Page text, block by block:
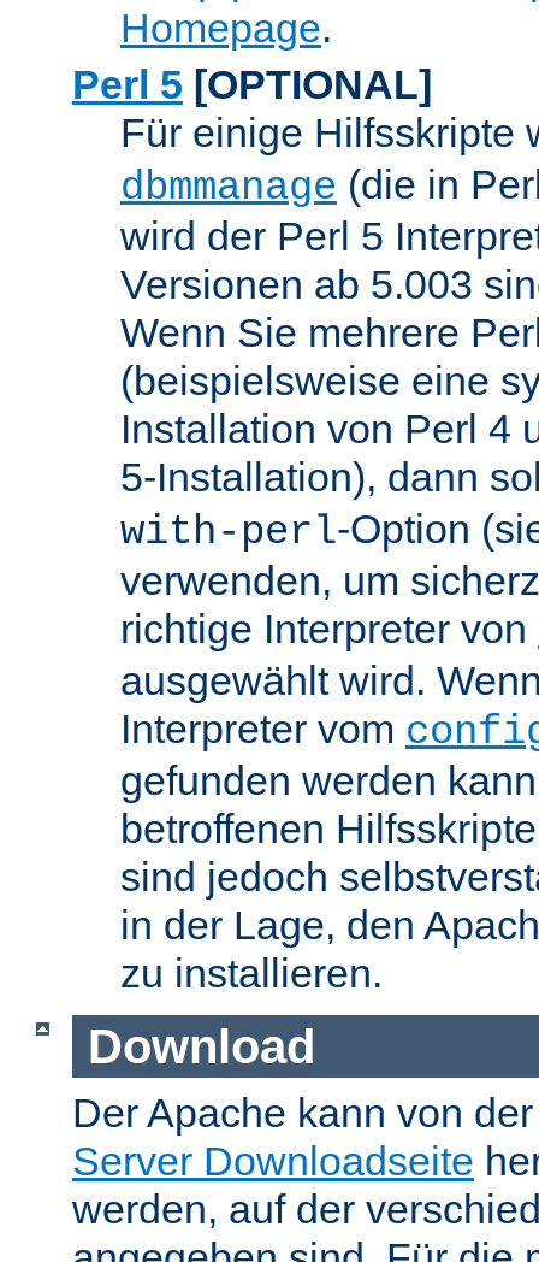
Homepage.
Perl 5 [OPTIONAL]
Für einige Hilfsskripte
dbmmanage (die in
wird der Perl 5
Versionen ab 5.003
Wenn Sie mehrere
(beispielsweise eine
Installation von Perl 4
5-Installation), dann
with-perl-Option
verwenden, um
richtige Interpreter von
ausgewählt wird.
Interpreter vom
gefunden werden
betroffenen
sind jedoch
in der Lage, den
zu installieren.
Download
Der Apache kann von
Server Downloadseite
werden, auf der